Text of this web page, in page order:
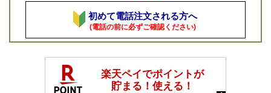
初めて電話注文される方へ
(電話の前に必ずご確認ください)